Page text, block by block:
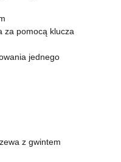
za pomocą klucza
jednego
z gwintem